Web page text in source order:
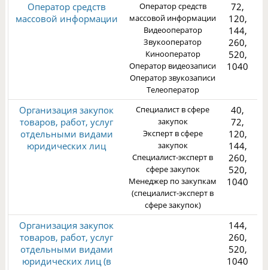
Оператор средств
массовой информации
Оператор средств
массовой информации
Видеооператор
Звукооператор
Кинооператор
Оператор видеозаписи
Оператор звукозаписи
Телеоператор
72,
120,
144,
260,
520,
1040
Организация закупок
товаров, работ, услуг
отдельными видами
юридических лиц
Специалист в сфере
закупок
Эксперт в сфере
закупок
Специалист-эксперт в
сфере закупок
Менеджер по закупкам
(специалист-эксперт в
сфере закупок)
40,
72,
120,
144,
260,
520,
1040
Организация закупок
товаров, работ, услуг
отдельными видами
юридических лиц (в
144,
260,
520,
1040